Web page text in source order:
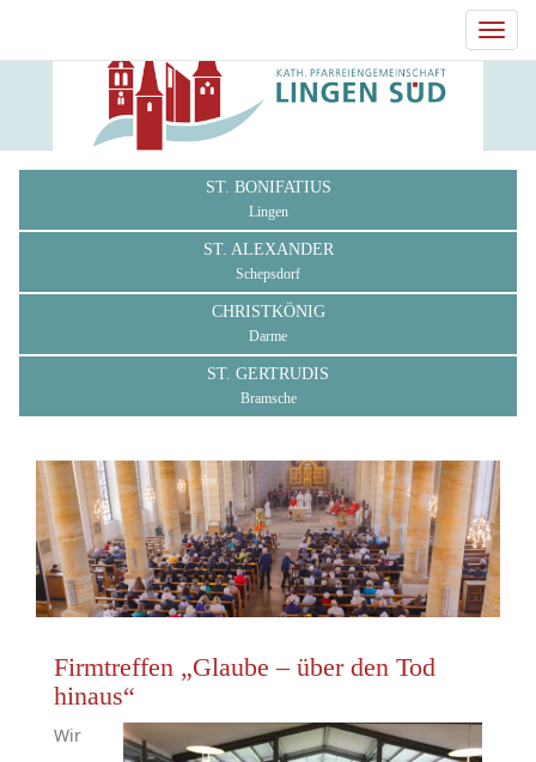
ST. BONIFATIUS
Lingen
ST. ALEXANDER
Schepsdorf
CHRISTKÖNIG
Darme
ST. GERTRUDIS
Bramsche
Firmtreffen „Glaube – über den Tod
hinaus“
Wir